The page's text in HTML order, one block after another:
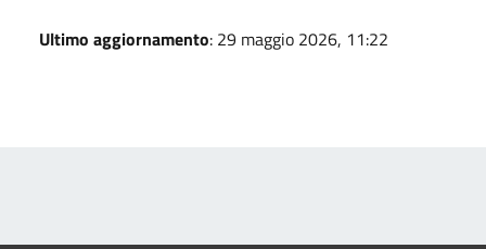
Ultimo aggiornamento: 29 maggio 2026, 11:22